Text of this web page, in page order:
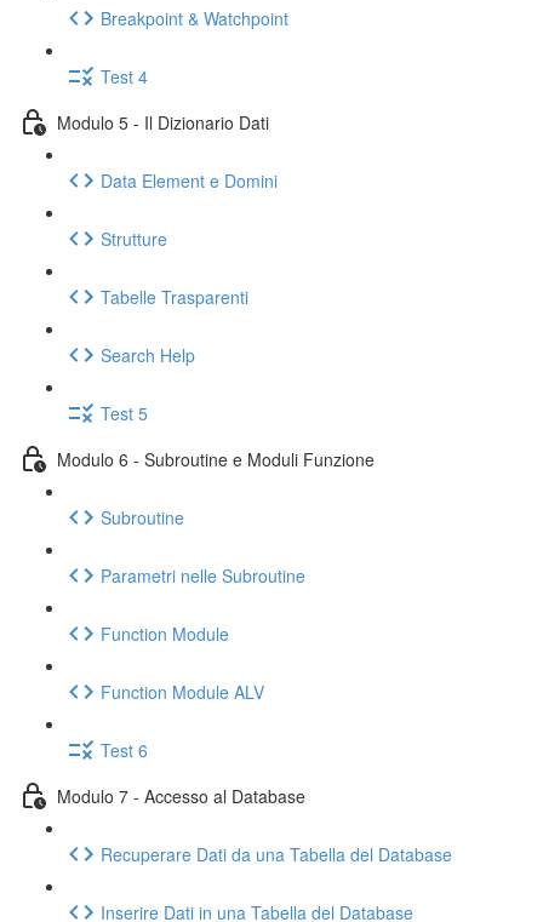
Breakpoint & Watchpoint
Test 4
Modulo 5 - Il Dizionario Dati
Data Element e Domini
Strutture
Tabelle Trasparenti
Search Help
Test 5
Modulo 6 - Subroutine e Moduli Funzione
Subroutine
Parametri nelle Subroutine
Function Module
Function Module ALV
Test 6
Modulo 7 - Accesso al Database
Recuperare Dati da una Tabella del Database
Inserire Dati in una Tabella del Database